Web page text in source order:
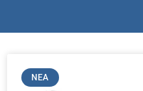
ΝΈΑ